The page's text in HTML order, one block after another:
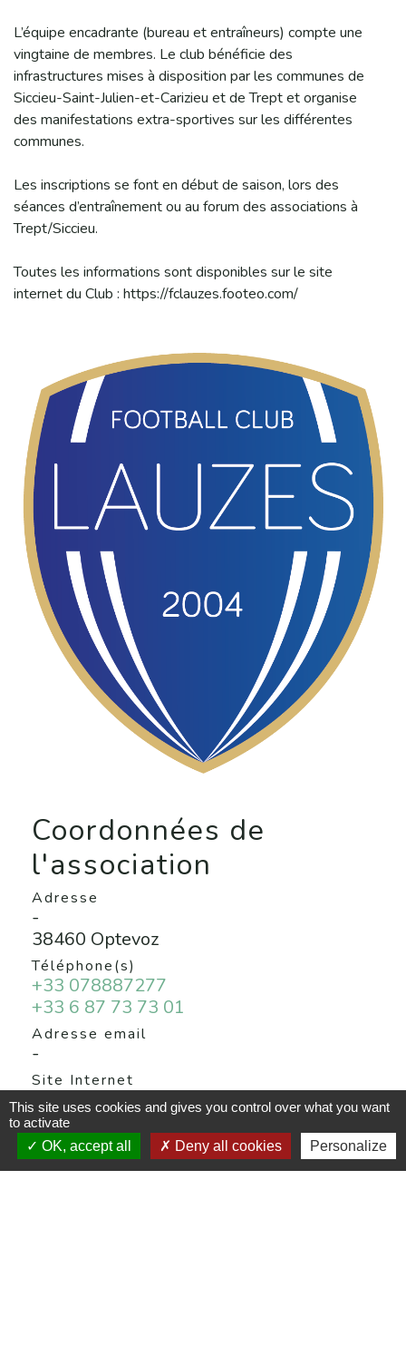
L’équipe encadrante (bureau et entraîneurs) compte une
vingtaine de membres. Le club bénéficie des
infrastructures mises à disposition par les communes de
Siccieu-Saint-Julien-et-Carizieu et de Trept et organise
des manifestations extra-sportives sur les différentes
communes.
Les inscriptions se font en début de saison, lors des
séances d’entraînement ou au forum des associations à
Trept/Siccieu.
Toutes les informations sont disponibles sur le site
internet du Club : https://fclauzes.footeo.com/
Coordonnées de
l'association
Adresse
-
38460 Optevoz
Téléphone(s)
+33 078887277
+33 6 87 73 73 01
Adresse email
-
Site Internet
-
Réseaux sociaux
-
This site uses cookies and gives you control over what you want
to activate
OK, accept all
Deny all cookies Personalize